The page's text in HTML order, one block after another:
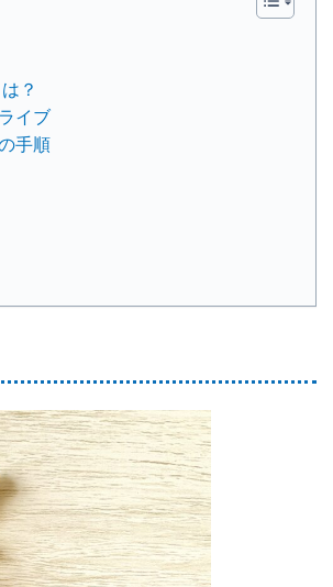
？
イブ
手順